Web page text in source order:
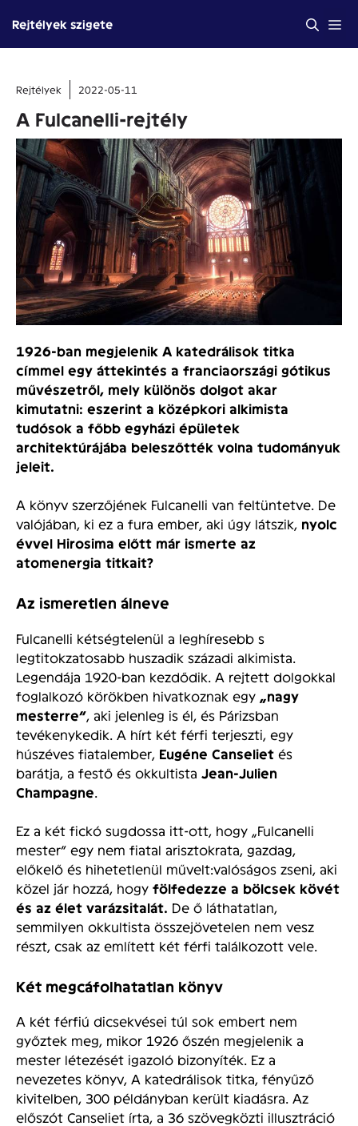
tartalomba
Rejtélyek szigete
Rejtélyek 2022-05-11
A Fulcanelli-rejtély
1926-ban megjelenik A katedrálisok titka
címmel egy áttekintés a franciaországi gótikus
művészetről, mely különös dolgot akar
kimutatni: eszerint a középkori alkimista
tudósok a főbb egyházi épületek
architektúrájába beleszőtték volna tudományuk
jeleit.
A könyv szerzőjének Fulcanelli van feltüntetve. De
valójában, ki ez a fura ember, aki úgy látszik, nyolc
évvel Hirosima előtt már ismerte az
atomenergia titkait?
Az ismeretlen álneve
Fulcanelli kétségtelenül a leghíresebb s
legtitokzatosabb huszadik századi alkimista.
Legendája 1920-ban kezdődik. A rejtett dolgokkal
foglalkozó körökben hivatkoznak egy „nagy
mesterre” , aki jelenleg is él, és Párizsban
tevékenykedik. A hírt két férfi terjeszti, egy
húszéves fiatalember, Eugéne Canseliet és
barátja, a festő és okkultista Jean-Julien
Champagne
Ez a két fickó sugdossa itt-ott, hogy „Fulcanelli
mester” egy nem fiatal arisztokrata, gazdag,
előkelő és hihetetlenül művelt:valóságos zseni, aki
közel jár hozzá, hogy fölfedezze a bölcsek kövét
és az élet varázsitalát. De ő láthatatlan,
semmilyen okkultista összejövetelen nem vesz
részt, csak az említett két férfi találkozott vele.
Két megcáfolhatatlan könyv
A két férfiú dicsekvései túl sok embert nem
győztek meg, mikor 1926 őszén megjelenik a
mester létezését igazoló bizonyíték. Ez a
nevezetes könyv, A katedrálisok titka, fényűző
kivitelben, 300 példányban került kiadásra. Az
előszót Canseliet írta, a 36 szövegközti illusztráció